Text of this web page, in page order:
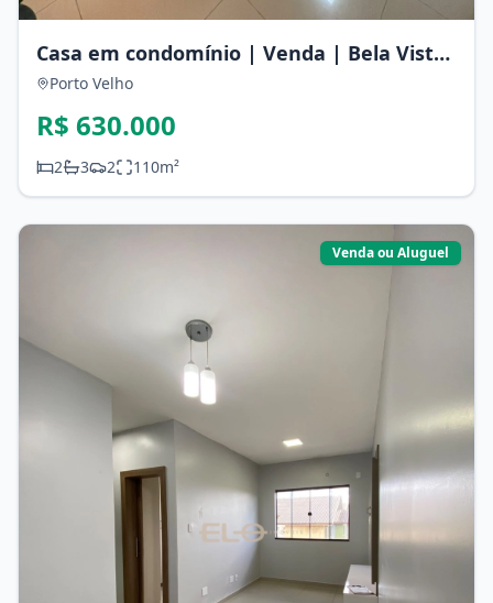
Casa em condomínio | Venda | Bela Vista
Residence
Porto Velho
R$ 630.000
2 3 2 110m²
Venda ou Aluguel